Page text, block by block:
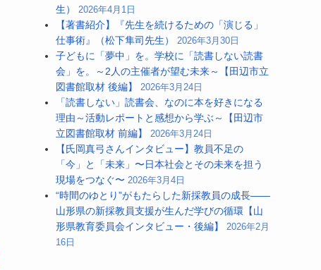
生） 2026年4月1日
【著書紹介】『先生を続けるための「演じる」
仕事術』（松下隼司先生） 2026年3月30日
子どもに「夢中」を。学校に「読書しない読書
会」を。～2人の主催者が望む未来～【田辺市立
図書館取材 後編】 2026年3月24日
「読書しない」読書会、なのに本を好きになる
理由～活動レポートと感想から学ぶ～【田辺市
立図書館取材 前編】 2026年3月24日
【氏岡真弓さんインタビュー】教員不足の
「今」と「未来」〜日本社会とその未来を担う
現場をつなぐ〜 2026年3月4日
“時間のゆとり”がもたらした新採教員の成長――
山形県の新採教員支援が生んだ学びの循環【山
形県教育委員会インタビュー・後編】 2026年2月
16日